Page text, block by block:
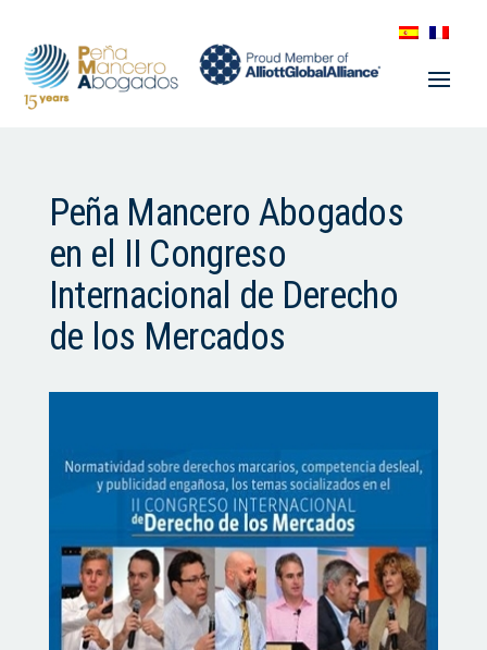
Peña Mancero Abogados
en el II Congreso
Internacional de Derecho
de los Mercados